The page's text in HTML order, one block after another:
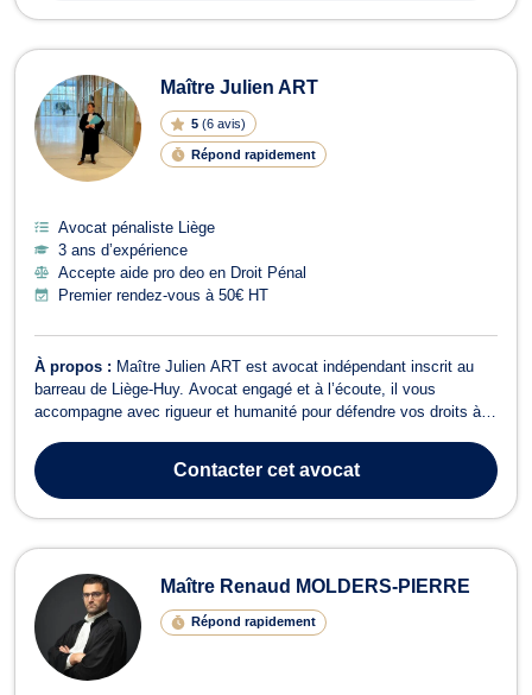
Maître Julien ART
5 (6 avis)
Répond rapidement
Avocat pénaliste Liège
3 ans d’expérience
Accepte aide pro deo en Droit Pénal
Premier rendez-vous à 50€ HT
À propos : Maître Julien ART est avocat indépendant inscrit au
barreau de Liège-Huy. Avocat engagé et à l’écoute, il vous
accompagne avec rigueur et humanité pour défendre vos droits à
en droit civil, droit de la famille, droit des mineurs ainsi qu’en droit
pénal. Ses c...
Contactercet avocat
Maître Renaud MOLDERS-PIERRE
Répond rapidement